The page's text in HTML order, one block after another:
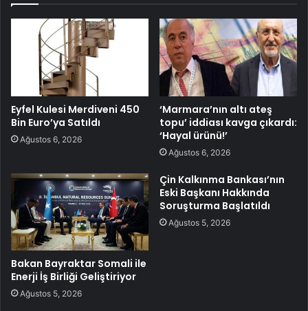
Eyfel Kulesi Merdiveni 450
Bin Euro’ya Satıldı
Ağustos 6, 2026
‘Marmara’nın altı ateş
topu’ iddiası kavga çıkardı:
‘Hayal ürünü!’
Ağustos 6, 2026
Bakan Bayraktar Somali ile
Enerji İş Birliği Geliştiriyor
Ağustos 5, 2026
Çin Kalkınma Bankası’nın
Eski Başkanı Hakkında
Soruşturma Başlatıldı
Ağustos 5, 2026